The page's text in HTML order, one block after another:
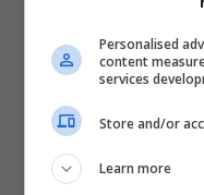
Personalised
content
services
Store and/or
Learn more